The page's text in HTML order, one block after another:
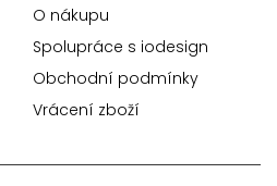
O nákupu
Spolupráce s iodesign
Obchodní podmínky
Vrácení zboží